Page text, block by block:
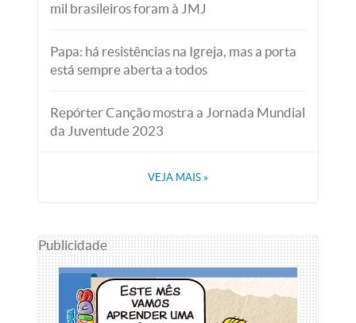
mil brasileiros foram à JMJ
Papa: há resistências na Igreja, mas a porta
está sempre aberta a todos
Repórter Canção mostra a Jornada Mundial
da Juventude 2023
VEJA MAIS »
Publicidade